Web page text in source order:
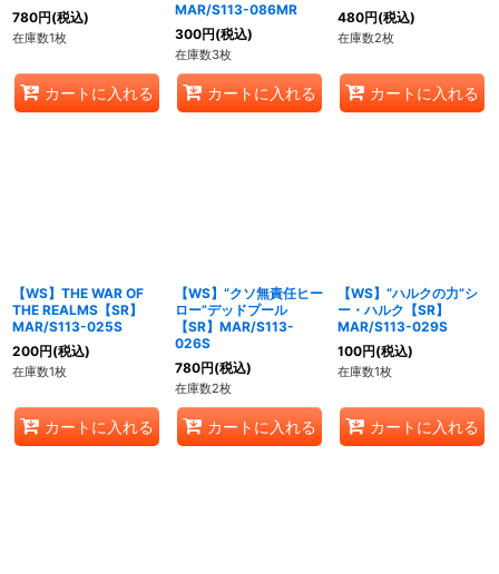
780円(税込)
在庫数1枚
カートに入れる
MAR/S113-086MR
300円(税込)
在庫数3枚
カートに入れる
480円(税込)
在庫数2枚
カートに入れる
【WS】THE WAR OF
THE REALMS【SR】
MAR/S113-025S
200円(税込)
在庫数1枚
カートに入れる
【WS】“クソ無責任ヒー
ロー”デッドプール
【SR】MAR/S113-
026S
780円(税込)
在庫数2枚
カートに入れる
【WS】“ハルクの力”シ
ー・ハルク【SR】
MAR/S113-029S
100円(税込)
在庫数1枚
カートに入れる